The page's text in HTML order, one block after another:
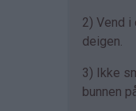
2) Vend
deigen.
3) Ikke
bunnen